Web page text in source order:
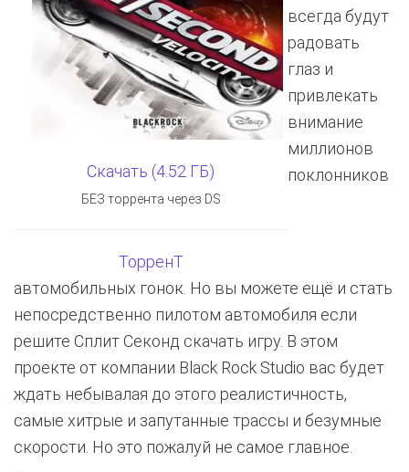
Скачать (4.52 ГБ)
БЕЗ торрента через DS
ТорренТ
всегда будут
радовать
глаз и
привлекать
внимание
миллионов
поклонников
автомобильных гонок. Но вы можете ещё и стать
непосредственно пилотом автомобиля если
решите Сплит Секонд скачать игру. В этом
проекте от компании Black Rock Studio вас будет
ждать небывалая до этого реалистичность,
самые хитрые и запутанные трассы и безумные
скорости. Но это пожалуй не самое главное.